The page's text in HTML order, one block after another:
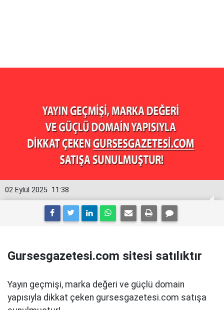
11:38
02 Eylül 2025
Gursesgazetesi.com sitesi satılıktır
Yayın geçmişi, marka değeri ve güçlü domain
yapısıyla dikkat çeken gursesgazetesi.com satışa